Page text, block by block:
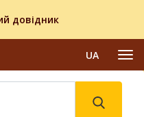
довідник
UA